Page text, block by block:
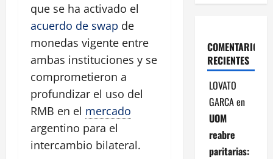
que se ha activado el
acuerdo de swap de
monedas vigente entre
ambas instituciones y se
comprometieron a
profundizar el uso del
RMB en el mercado
argentino para el
intercambio bilateral.
COMENTARIOS
RECIENTES
LOVATO
GARCAen
UOM
reabre
paritarias: